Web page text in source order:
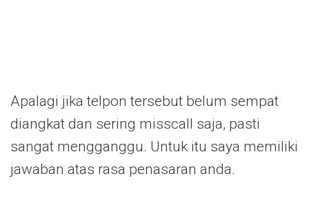
Apalagi jika telpon tersebut belum sempat
diangkat dan sering misscall saja, pasti
sangat mengganggu. Untuk itu saya memiliki
jawaban atas rasa penasaran anda.